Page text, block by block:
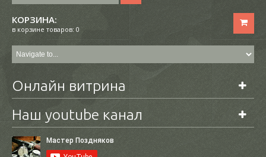
КОРЗИНА:
в корзине товаров: 0
Онлайн витрина
Наш youtube канал